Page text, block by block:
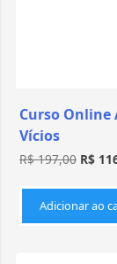
Curso
Vícios
R$197,00 R$
Adicionar ao